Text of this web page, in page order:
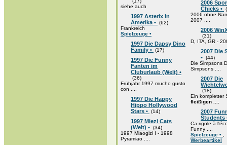
siehe auch
1997 Asterix in
Amerika • (62)
Frankreich
Spielzeuge •
1997 Die Dapsy Dino
Family • (17)
1997 Die Funny
Fanten im
Cluburlaub (Welt) •
(36)
Frühjahr 1997 mucho gusto
con ....
1997 Die Happy
Hippo Hollywood
Stars • (14)
1997 Miezi Cats
(Welt) • (34)
1997 Miaogizi I - 1998
Pyramiao ....
2006
Chicks •
2006 ohne
2007 ....
2006
(31)
D, ITA, GR -
2007 Die
• (44)
Die Simpsons
Simpsons ....
2007 Die
(18)
Ein kompletter
fleißigen ....
2007
Students
Ca rigole à
Funny ....
Spielzeuge •
Werbeartikel